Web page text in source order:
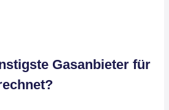
Gasanbieter für